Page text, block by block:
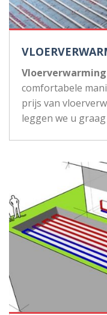
Vloerverwarming
comfortabele
prijs van
leggen we u